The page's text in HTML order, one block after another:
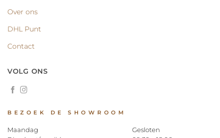
Over ons
DHL Punt
Contact
VOLG ONS
BEZOEK DE SHOWROOM
Maandag
Gesloten